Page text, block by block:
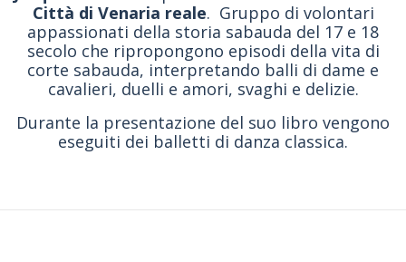
Città di Venaria reale. Gruppo di volontari
appassionati della storia sabauda del 17 e 18
secolo che ripropongono episodi della vita di
corte sabauda, interpretando balli di dame e
cavalieri, duelli e amori, svaghi e delizie.
Durante la presentazione del suo libro vengono
eseguiti dei balletti di danza classica.